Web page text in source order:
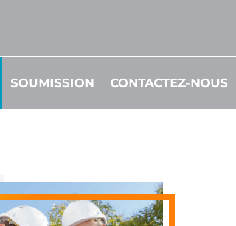
SOUMISSION CONTACTEZ-NOUS